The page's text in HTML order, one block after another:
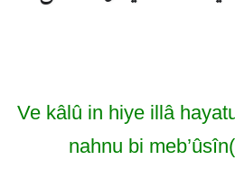
Ve kâlû in hiye illâ
nahnu bi